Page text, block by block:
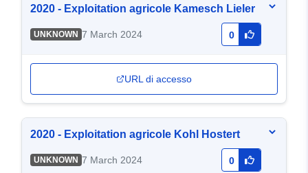
2020 - Exploitation agricole Kamesch Lieler
UNKNOWN 7 March 2024 0
URL di accesso
2020 - Exploitation agricole Kohl Hostert
UNKNOWN 7 March 2024 0